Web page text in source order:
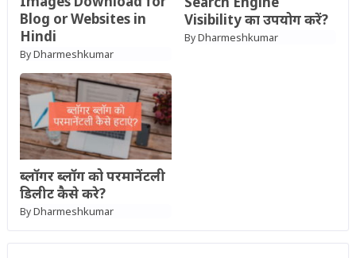
Blog or Websites in
Hindi
ByDharmeshkumar
Visibility का उपयोग करें?
ByDharmeshkumar
ब्लॉगर ब्लॉग को परमानेंटली
डिलीट कैसे करे?
ByDharmeshkumar